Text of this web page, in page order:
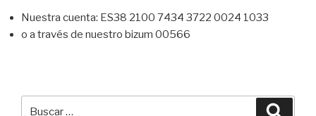
Nuestra cuenta: ES38 2100 7434 3722 0024 1033
o a través de nuestro bizum 00566